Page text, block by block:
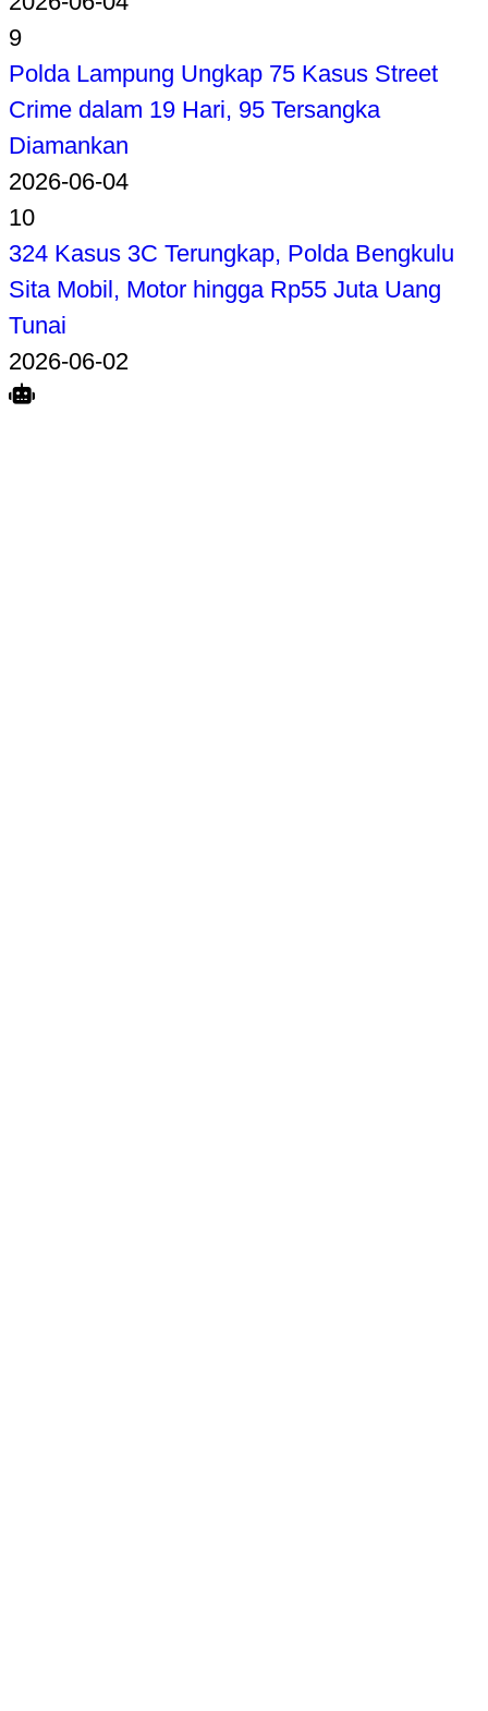
9
Polda Lampung Ungkap 75 Kasus Street
Crime dalam 19 Hari, 95 Tersangka
Diamankan
2026-06-04
10
324 Kasus 3C Terungkap, Polda Bengkulu
Sita Mobil, Motor hingga Rp55 Juta Uang
Tunai
2026-06-02